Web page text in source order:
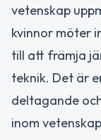
vetenskap
kvinnor möter
till att främja
teknik. Det är
deltagande
inom